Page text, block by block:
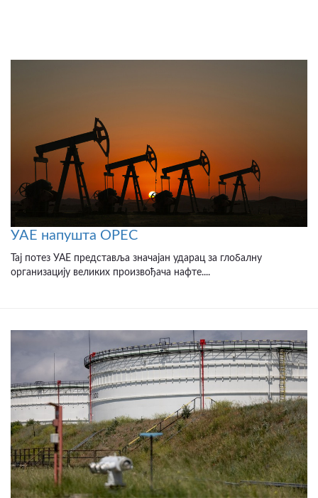
УАЕ напушта OPEC
Тај потез УАЕ представља значајан ударац за глобалну
организацију великих произвођача нафте....